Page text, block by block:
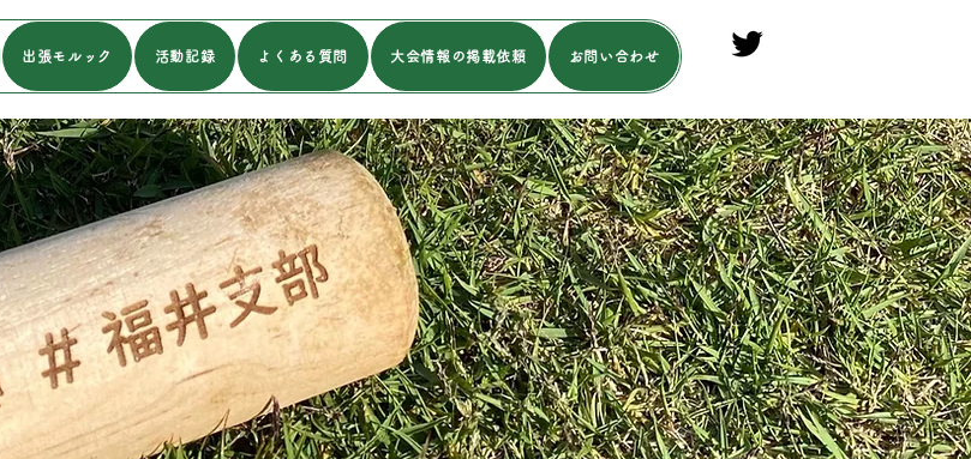
出張モルック 活動記録 よくある質問 大会情報の掲載依頼 お問い合わせ